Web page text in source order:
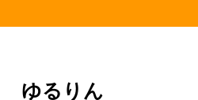
ゆるりん